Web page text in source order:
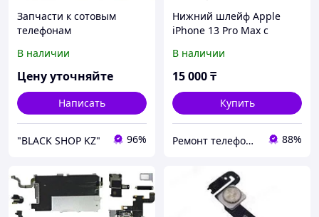
Запчасти к сотовым
телефонам
В наличии
Цену уточняйте
Написать
"BLACK SHOP KZ" 96%
Нижний шлейф Apple
iPhone 13 Pro Max с
наушников, микрофоном
В наличии
15 000₸
Купить
Ремонт телефонов, ноутбуков, в Алматы Запчасти - TelePORT 88%